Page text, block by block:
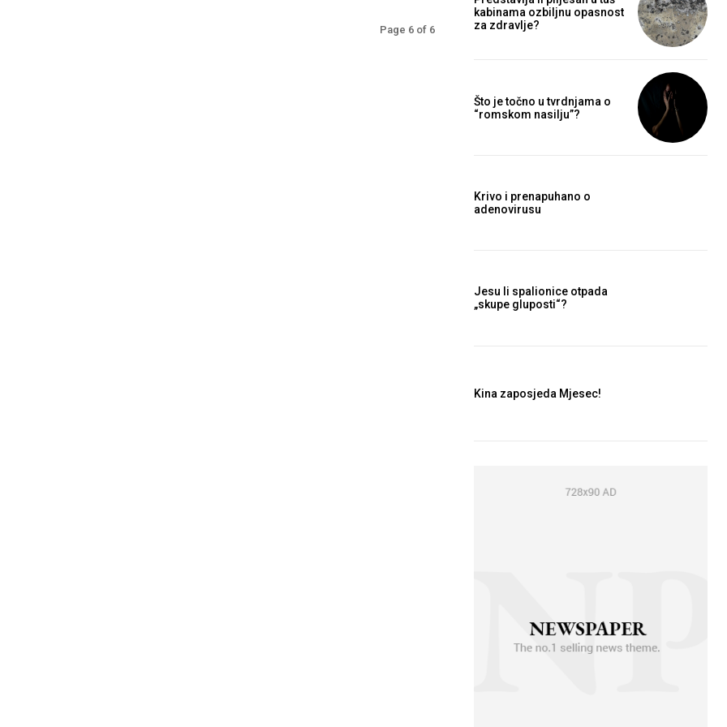
Page 6 of 6
kabinama ozbiljnu opasnost
za zdravlje?
Što je točno u tvrdnjama o
“romskom nasilju”?
Krivo i prenapuhano o
adenovirusu
Jesu li spalionice otpada
„skupe gluposti“?
Kina zaposjeda Mjesec!